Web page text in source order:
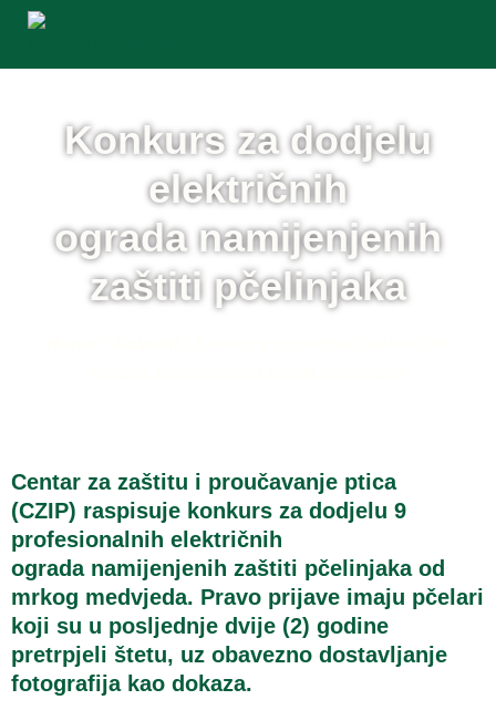
Konkurs za dodjelu
električnih
ograda namijenjenih
zaštiti pčelinjaka
Centar za zaštitu i proučavanje ptica
(CZIP) raspisuje konkurs za dodjelu 9
profesionalnih električnih
ograda namijenjenih zaštiti pčelinjaka od
mrkog medvjeda. Pravo prijave imaju pčelari
koji su u posljednje dvije (2) godine
pretrpjeli štetu, uz obavezno dostavljanje
fotografija kao dokaza.